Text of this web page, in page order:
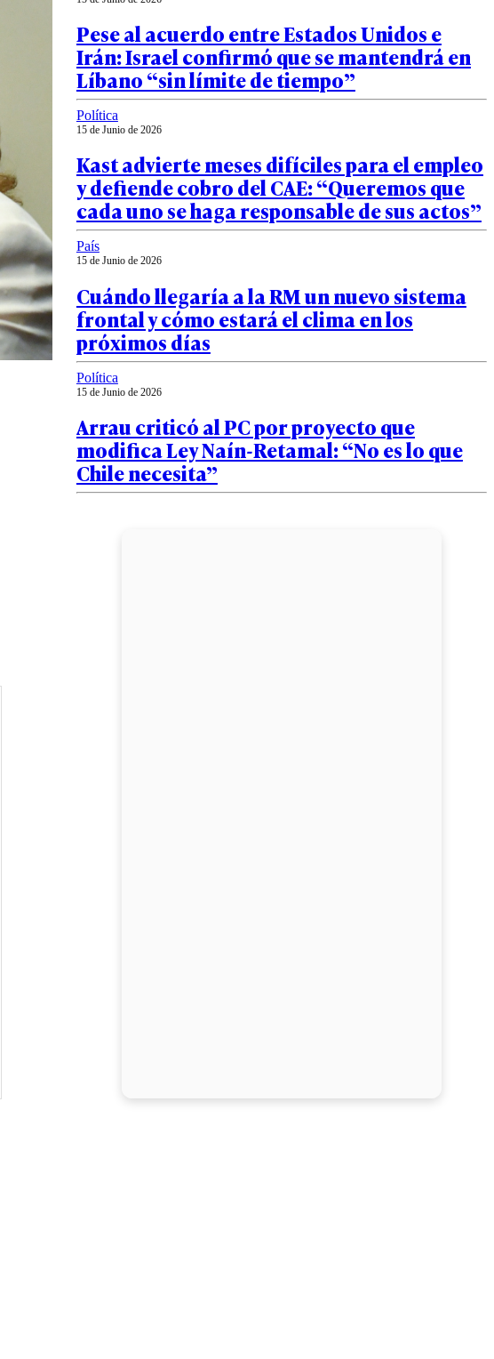
Pese al acuerdo entre Estados Unidos e
Irán: Israel confirmó que se mantendrá en
Líbano “sin límite de tiempo”
Política
15 de Junio de 2026
Kast advierte meses difíciles para el empleo
y defiende cobro del CAE: “Queremos que
cada uno se haga responsable de sus actos”
País
15 de Junio de 2026
Cuándo llegaría a la RM un nuevo sistema
frontal y cómo estará el clima en los
próximos días
Política
15 de Junio de 2026
Arrau criticó al PC por proyecto que
modifica Ley Naín-Retamal: “No es lo que
Chile necesita”